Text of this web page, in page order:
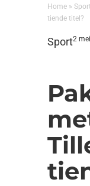
Home »
tiende titel?
Sport2